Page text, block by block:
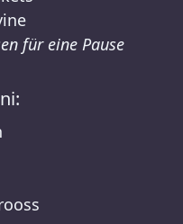
für eine Pause